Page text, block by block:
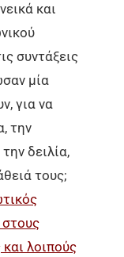
και
συντάξεις
μία
για να
την
δειλία,
τους;
στους
λοιπούς